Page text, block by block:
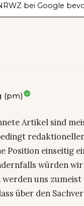
bei Google
(pm)
Artikel sind
Position einseitig
würden
uns
über den